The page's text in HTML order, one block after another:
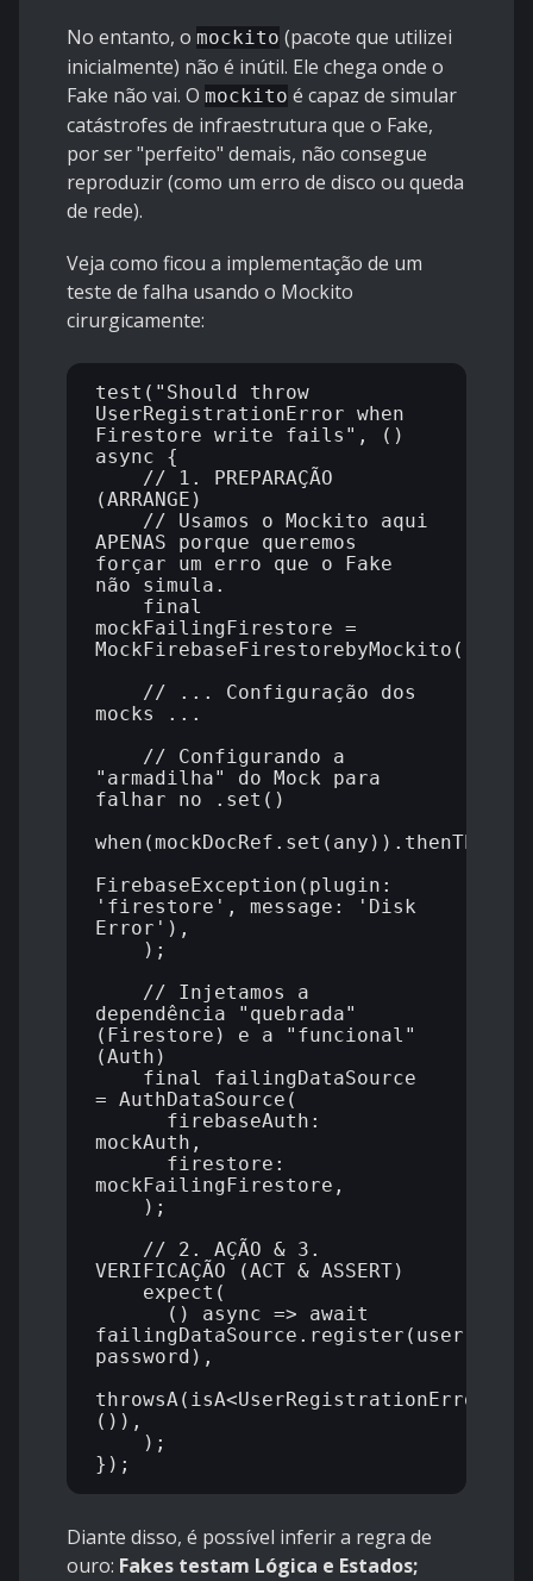
No entanto, o mockito (pacote que utilizei
inicialmente) não é inútil. Ele chega onde o
Fake não vai. O mockito é capaz de simular
catástrofes de infraestrutura que o Fake,
por ser "perfeito" demais, não consegue
reproduzir (como um erro de disco ou queda
de rede).
Veja como ficou a implementação de um
teste de falha usando o Mockito
cirurgicamente:
test("Should throw
UserRegistrationError when
Firestore write fails", ()
async {
(ARRANGE)
APENAS porque queremos
forçar um erro que o Fake
não simula.
mockFailingFirestore =
MockFirebaseFirestorebyMockito();
mocks ...
"armadilha" do Mock para
falhar no .set()
when(mockDocRef.set(any)).thenThrow(
FirebaseException(plugin:
'firestore', message: 'Disk
Error'),
dependência "quebrada"
(Firestore) e a "funcional"
(Auth)
= AuthDataSource(
mockAuth,
mockFailingFirestore,
VERIFICAÇÃO (ACT & ASSERT)
failingDataSource.register(user,
password),
throwsA(isA<UserRegistrationError>
()),
Diante disso, é possível inferir a regra de
ouro: Fakes testam Lógica e Estados;